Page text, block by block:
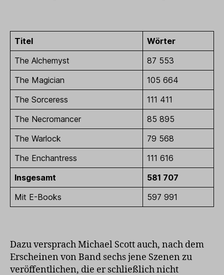
Titel
Wörter
The Alchemyst
87 553
The Magician
105 664
The Sorceress
111 411
The Necromancer
85 895
The Warlock
79 568
The Enchantress
111 616
Insgesamt
581 707
Mit E-Books
597 991
Dazu versprach Michael Scott auch, nach dem
Erscheinen von Band sechs jene Szenen zu
veröffentlichen, die er schließlich nicht